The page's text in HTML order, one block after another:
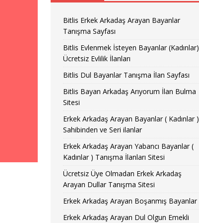
Bitlis Erkek Arkadaş Arayan Bayanlar
Tanışma Sayfası
Bitlis Evlenmek İsteyen Bayanlar (Kadınlar)
Ücretsiz Evlilik İlanları
Bitlis Dul Bayanlar Tanışma İlan Sayfası
Bitlis Bayan Arkadaş Arıyorum İlan Bulma
Sitesi
Erkek Arkadaş Arayan Bayanlar ( Kadınlar )
Sahibinden ve Seri ilanlar
Erkek Arkadaş Arayan Yabancı Bayanlar (
Kadınlar ) Tanışma İlanları Sitesi
Ücretsiz Üye Olmadan Erkek Arkadaş
Arayan Dullar Tanışma Sitesi
Erkek Arkadaş Arayan Boşanmış Bayanlar
Erkek Arkadaş Arayan Dul Olgun Emekli